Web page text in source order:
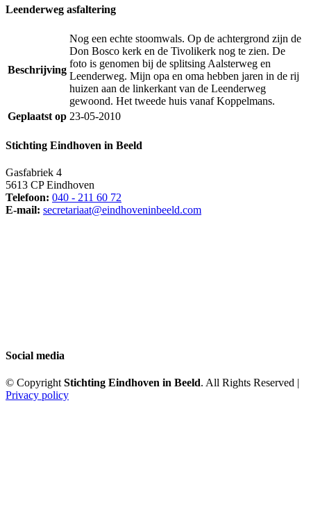
Leenderweg asfaltering
Beschrijving
Nog een echte stoomwals. Op de achtergrond zijn de
Don Bosco kerk en de Tivolikerk nog te zien. De
foto is genomen bij de splitsing Aalsterweg en
Leenderweg. Mijn opa en oma hebben jaren in de rij
huizen aan de linkerkant van de Leenderweg
gewoond. Het tweede huis vanaf Koppelmans.
Geplaatst op 23-05-2010
Stichting Eindhoven in Beeld
Gasfabriek 4
5613 CP Eindhoven
Telefoon: 040 - 211 60 72
E-mail: secretariaat@eindhoveninbeeld.com
Social media
© Copyright Stichting Eindhoven in Beeld. All Rights Reserved |
Privacy policy